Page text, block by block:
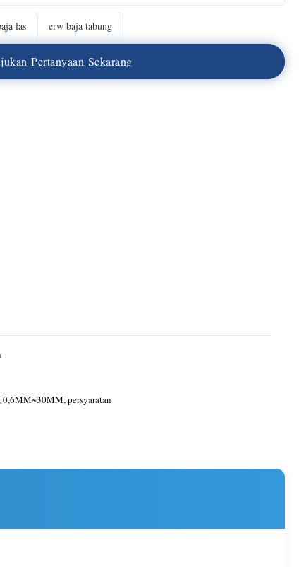
las erw baja tabung
jukan Pertanyaan Sekarang
0,6MM~30MM, persyaratan